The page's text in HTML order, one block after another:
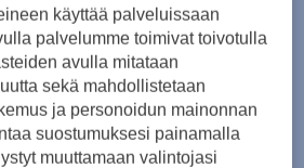
käyttää palveluissaan
palvelumme toimivat toivotulla
avulla mitataan
sekä mahdollistetaan
ja personoidun mainonnan
suostumuksesi painamalla
muuttamaan valintojasi